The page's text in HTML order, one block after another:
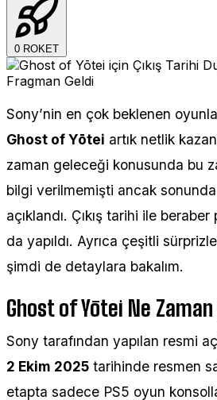
0 ROKET
Sony’nin en çok beklenen
Ghost of Yōtei artık netlik
zaman geleceği konusunda bu
bilgi verilmemişti ancak sonunda
açıklandı. Çıkış tarihi ile
da yapıldı. Ayrıca çeşitli
şimdi de detaylara bakalım.
Ghost of Yōtei Ne Zaman
Sony tarafından yapılan resmi
2 Ekim 2025 tarihinde resmen
etapta sadece PS5 oyun